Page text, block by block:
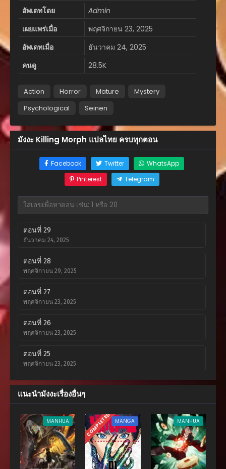
อัพเดทโดย
Admin
เผยแพร่เมื่อ
พฤศจิกายน 23, 2025
อัพเดทเมื่อ
ธันวาคม 24, 2025
คนดู
28.5K
Action Horror Mature
Mystery
Psychological
Seinen
มังงะ Killing Morph แปลไทย ครบทุกตอน
Facebook Twitter
WhatsApp
Pinterest
Telegram
ตอนที่ 29
ธันวาคม 24, 2025
ตอนที่ 28
พฤศจิกายน 29, 2025
ตอนที่ 27
พฤศจิกายน 23, 2025
ตอนที่ 26
พฤศจิกายน 23, 2025
ตอนที่ 25
พฤศจิกายน 23, 2025
ตอนที่ 24
พฤศจิกายน 23, 2025
ตอนที่ 23
พฤศจิกายน 23, 2025
ตอนที่ 22
พฤศจิกายน 23, 2025
แนะนำมังงะเรื่องอื่นๆ
MANHUA COMPLETED MANGA MANHUA